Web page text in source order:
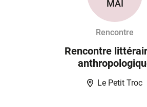
MAI
Rencontre
Rencontre
Le Petit Troc